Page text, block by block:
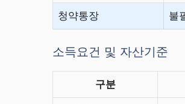
청약통장 불
소득요건 및 자산기준
구분